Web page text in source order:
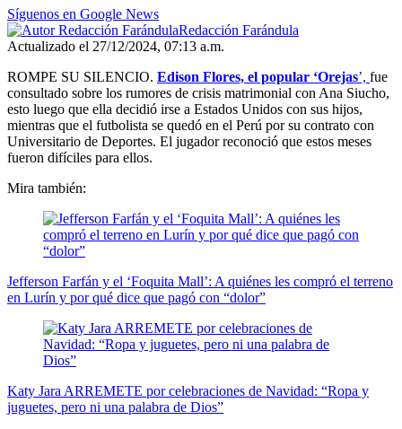
Síguenos en Google News
Redacción Farándula
Actualizado el 27/12/2024, 07:13 a.m.
ROMPE SU SILENCIO. Edison Flores, el popular ‘Orejas’, fue
consultado sobre los rumores de crisis matrimonial con Ana Siucho,
esto luego que ella decidió irse a Estados Unidos con sus hijos,
mientras que el futbolista se quedó en el Perú por su contrato con
Universitario de Deportes. El jugador reconoció que estos meses
fueron difíciles para ellos.
Mira también:
Jefferson Farfán y el ‘Foquita Mall’: A quiénes les compró el terreno
en Lurín y por qué dice que pagó con “dolor”
Katy Jara ARREMETE por celebraciones de Navidad: “Ropa y
juguetes, pero ni una palabra de Dios”